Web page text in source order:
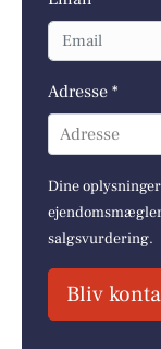
Adresse *
Adresse
Dine
salgsvurdering.
Bliv